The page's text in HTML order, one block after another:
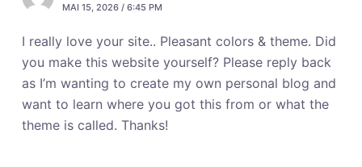
MAI 15, 2026 / 6:45 PM
I really love your site.. Pleasant colors & theme. Did
you make this website yourself? Please reply back
as I’m wanting to create my own personal blog and
want to learn where you got this from or what the
theme is called. Thanks!